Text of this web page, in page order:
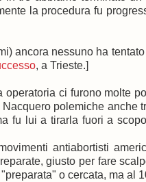
la procedura fu
ancora nessuno ha
, a Trieste.]
operatoria ci furono molte
polemiche anche
fu lui a tirarla fuoria
antiabortisti
giusto per fare
o cercata, ma al